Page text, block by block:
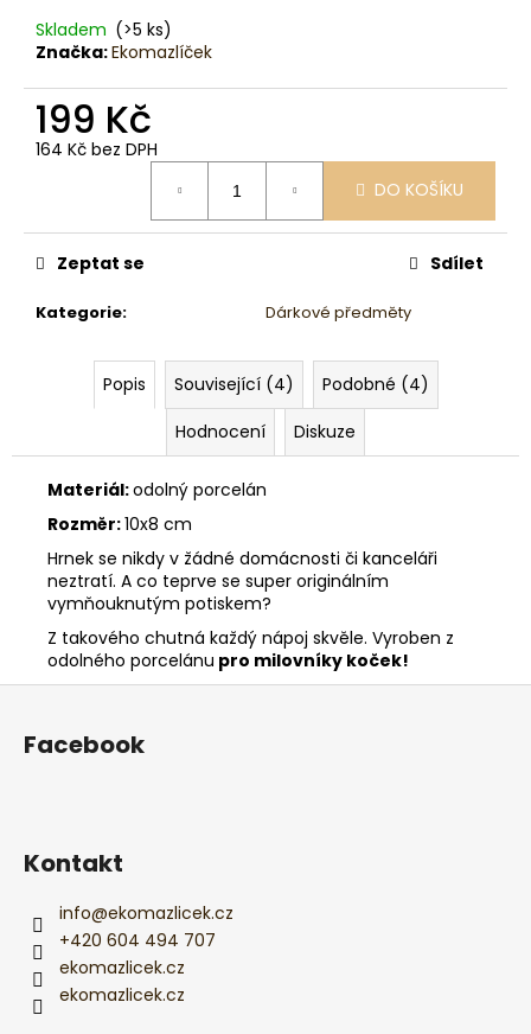
Skladem (>5 ks)
Značka:Ekomazlíček
199 Kč
164 Kč bez DPH
DO KOŠÍKU
Kategorie: Dárkové předměty
Zeptat se Sdílet
Popis Související (4)
Podobné (4)
Hodnocení
Diskuze
Materiál:odolný porcelán
Rozměr:10x8 cm
Hrnek se nikdy v žádné domácnosti či kanceláři
neztratí. A co teprve se super originálním
vymňouknutým potiskem?
Z takového chutná každý nápoj skvěle. Vyroben z
odolného porcelánu pro milovníky koček!
č
u
j
e
m
Z
Facebook
Kontakt
info@ekomazlicek.cz
+420 604 494 707
ekomazlicek.cz
ekomazlicek.cz